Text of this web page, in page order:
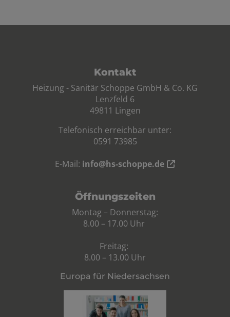
Kontakt
Heizung - Sanitär Schoppe GmbH & Co. KG
Lenzfeld 6
49811 Lingen
Telefonisch erreichbar unter:
0591 73985
E-Mail: info@hs-schoppe.de
Öffnungszeiten
Montag – Donnerstag:
8.00 – 17.00 Uhr
Freitag:
8.00 – 13.00 Uhr
Europa für Niedersachsen